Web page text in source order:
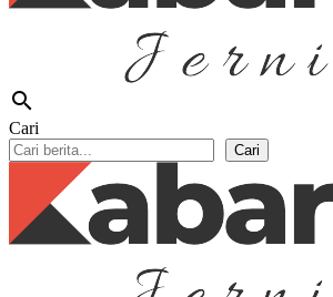
search
Cari
Cari